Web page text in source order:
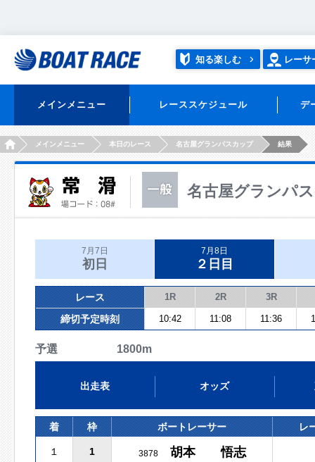
知る楽しむ レーサ
メインメニュー レーススケジュール デ
HOMEメインメニュー 本日のレース 名古屋グランパスカップ 結果
名古屋グランパ
7月7日
初日
7月8日
２日目
レース 1R 2R 3R
締切予定時刻 10:42 11:08 11:36
予選 1800m
出走表 オッズ
着 枠 ボートレーサー レ
１ 1 3878 胡本 悟志